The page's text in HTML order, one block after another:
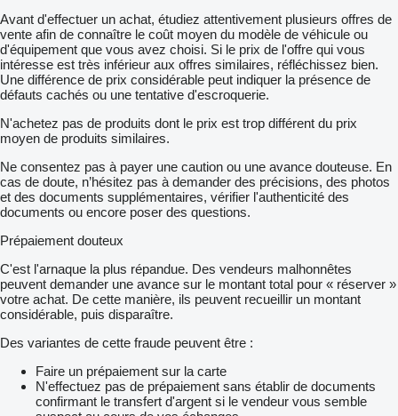
Avant d'effectuer un achat, étudiez attentivement plusieurs offres de
vente afin de connaître le coût moyen du modèle de véhicule ou
d'équipement que vous avez choisi. Si le prix de l'offre qui vous
intéresse est très inférieur aux offres similaires, réfléchissez bien.
Une différence de prix considérable peut indiquer la présence de
défauts cachés ou une tentative d'escroquerie.
N'achetez pas de produits dont le prix est trop différent du prix
moyen de produits similaires.
Ne consentez pas à payer une caution ou une avance douteuse. En
cas de doute, n’hésitez pas à demander des précisions, des photos
et des documents supplémentaires, vérifier l'authenticité des
documents ou encore poser des questions.
Prépaiement douteux
C'est l'arnaque la plus répandue. Des vendeurs malhonnêtes
peuvent demander une avance sur le montant total pour « réserver »
votre achat. De cette manière, ils peuvent recueillir un montant
considérable, puis disparaître.
Des variantes de cette fraude peuvent être :
Faire un prépaiement sur la carte
N'effectuez pas de prépaiement sans établir de documents
confirmant le transfert d'argent si le vendeur vous semble